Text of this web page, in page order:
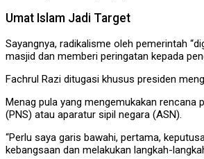
Umat Islam Jadi Target
Sayangnya, radikalisme oleh pemerintah
masjid dan memberi peringatan kepada
Fachrul Razi ditugasi khusus presiden
Menag pula yang mengemukakan
(PNS) atau aparatur sipil negara (ASN).
“Perlu saya garis bawahi, pertama,
kebangsaan dan melakukan langkah-